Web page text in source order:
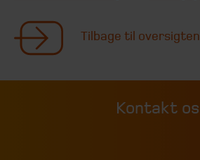
Tilbage til oversigten
Kontakt os